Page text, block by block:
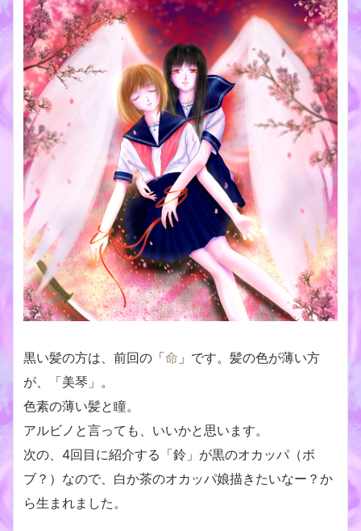
黒い髪の方は、前回の「命 」です。髪の色が薄い方
が、「美琴」。
色素の薄い髪と瞳。
アルビノと言っても、いいかと思います。
次の、4回目に紹介する「鈴」が黒のオカッパ（ボ
ブ？）なので、白か茶のオカッパ娘描きたいなー？か
ら生まれました。